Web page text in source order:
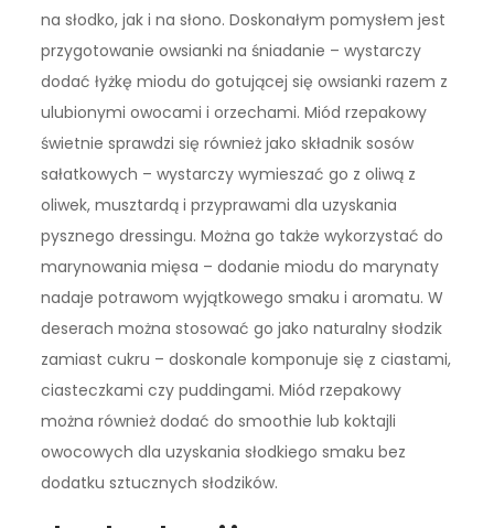
na słodko, jak i na słono. Doskonałym pomysłem jest
przygotowanie owsianki na śniadanie – wystarczy
dodać łyżkę miodu do gotującej się owsianki razem z
ulubionymi owocami i orzechami. Miód rzepakowy
świetnie sprawdzi się również jako składnik sosów
sałatkowych – wystarczy wymieszać go z oliwą z
oliwek, musztardą i przyprawami dla uzyskania
pysznego dressingu. Można go także wykorzystać do
marynowania mięsa – dodanie miodu do marynaty
nadaje potrawom wyjątkowego smaku i aromatu. W
deserach można stosować go jako naturalny słodzik
zamiast cukru – doskonale komponuje się z ciastami,
ciasteczkami czy puddingami. Miód rzepakowy
można również dodać do smoothie lub koktajli
owocowych dla uzyskania słodkiego smaku bez
dodatku sztucznych słodzików.